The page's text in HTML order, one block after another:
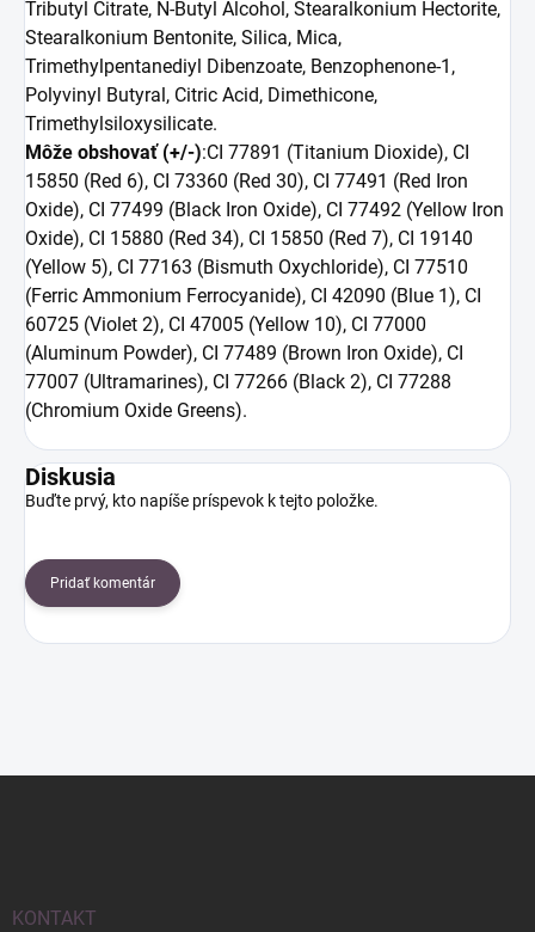
Tributyl Citrate, N-Butyl Alcohol, Stearalkonium Hectorite,
Stearalkonium Bentonite, Silica, Mica,
Trimethylpentanediyl Dibenzoate, Benzophenone-1,
Polyvinyl Butyral, Citric Acid, Dimethicone,
Trimethylsiloxysilicate.
Môže obshovať (+/-):CI 77891 (Titanium Dioxide), CI
15850 (Red 6), CI 73360 (Red 30), CI 77491 (Red Iron
Oxide), CI 77499 (Black Iron Oxide), CI 77492 (Yellow Iron
Oxide), CI 15880 (Red 34), CI 15850 (Red 7), CI 19140
(Yellow 5), CI 77163 (Bismuth Oxychloride), CI 77510
(Ferric Ammonium Ferrocyanide), CI 42090 (Blue 1), CI
60725 (Violet 2), CI 47005 (Yellow 10), CI 77000
(Aluminum Powder), CI 77489 (Brown Iron Oxide), CI
77007 (Ultramarines), CI 77266 (Black 2), CI 77288
(Chromium Oxide Greens).
Diskusia
Buďte prvý, kto napíše príspevok k tejto položke.
Pridať komentár
KONTAKT